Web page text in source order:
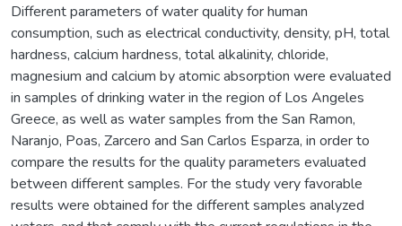
Different parameters of water quality for human
consumption, such as electrical conductivity, density, pH, total
hardness, calcium hardness, total alkalinity, chloride,
magnesium and calcium by atomic absorption were evaluated
in samples of drinking water in the region of Los Angeles
Greece, as well as water samples from the San Ramon,
Naranjo, Poas, Zarcero and San Carlos Esparza, in order to
compare the results for the quality parameters evaluated
between different samples. For the study very favorable
results were obtained for the different samples analyzed